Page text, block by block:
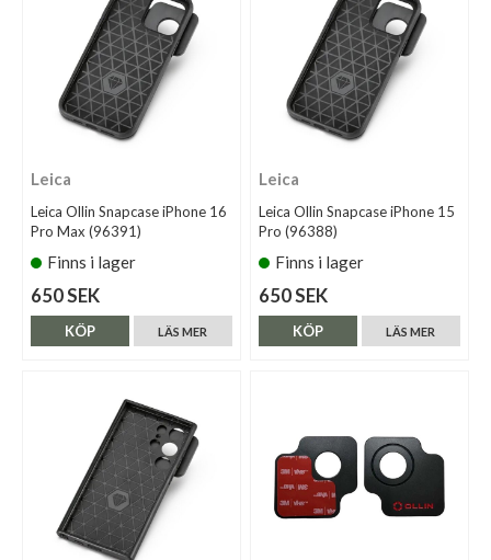
Leica
Leica Ollin Snapcase iPhone 16
Pro Max (96391)
Finns i lager
650 SEK
LÄS MER
KÖP
Leica
Leica Ollin Snapcase iPhone 15
Pro (96388)
Finns i lager
650 SEK
LÄS MER
KÖP